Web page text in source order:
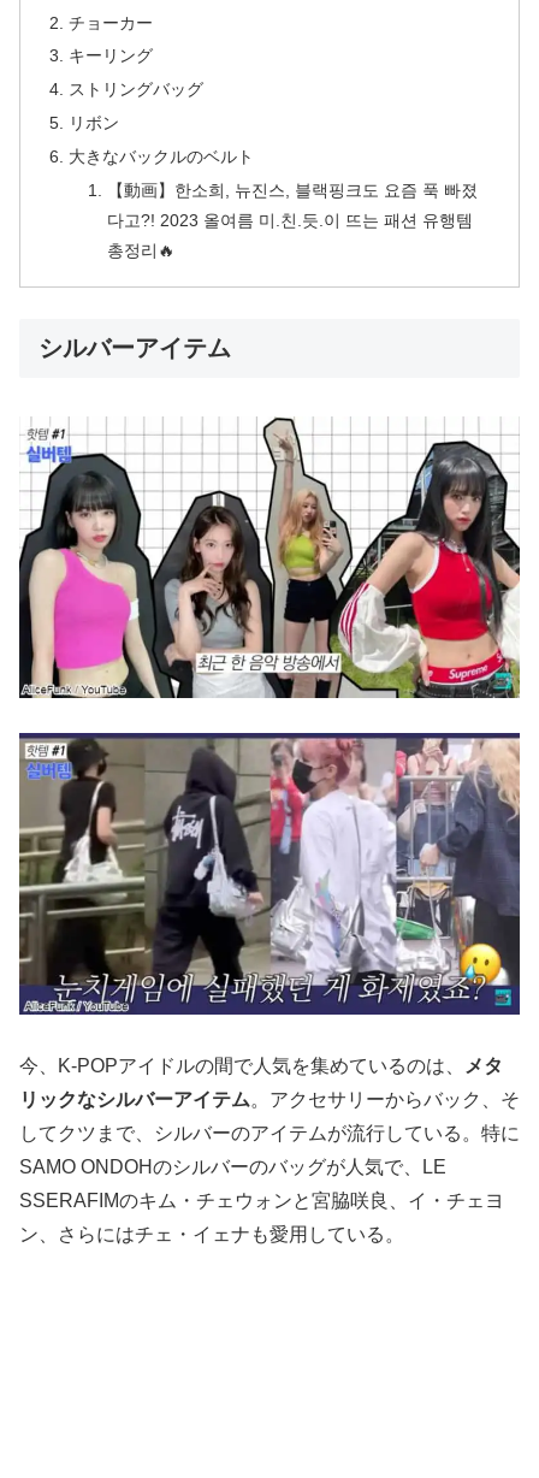
チョーカー
キーリング
ストリングバッグ
リボン
大きなバックルのベルト
【動画】한소희, 뉴진스, 블랙핑크도 요즘 푹 빠졌
다고?! 2023 올여름 미.친.듯.이 뜨는 패션 유행템
총정리🔥
シルバーアイテム
今、K-POPアイドルの間で人気を集めているのは、
メタ
リックなシルバーアイテム。アクセサリーからバック、そ
してクツまで、シルバーのアイテムが流行している。特に
SAMO ONDOHのシルバーのバッグが人気で、LE
SSERAFIMのキム・チェウォンと宮脇咲良、イ・チェヨ
ン、さらにはチェ・イェナも愛用している。